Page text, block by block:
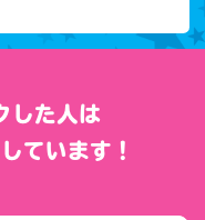
した人は
ています！